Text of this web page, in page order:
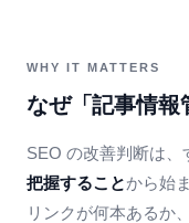
WHY IT MATTERS
なぜ「記事情報
SEO の改善判断は、
把握することから始
リンクが何本あるか